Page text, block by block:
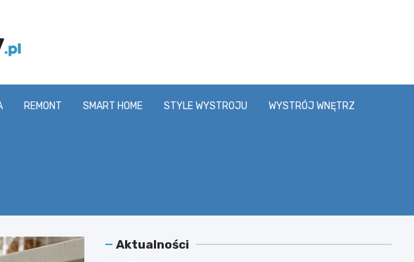
REMONT SMART HOME STYLE WYSTROJU WYSTRÓJ WNĘTRZ
Aktualności